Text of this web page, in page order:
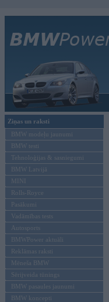
Ziņas un raksti
BMW modeļu jaunumi
BMW testi
Tehnoloģijas & sasniegumi
BMW Latvijā
MINI
Rolls-Royce
Pasākumi
Vadāmības tests
Autosports
BMWPower aktuāli
Reklāmas raksti
Mēneša BMW
Sērijveida tūnings
BMW pasaules jaunumi
BMW koncepti